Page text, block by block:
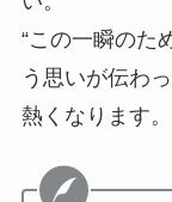
“この一瞬のた
う思いが伝わ
熱くなります。